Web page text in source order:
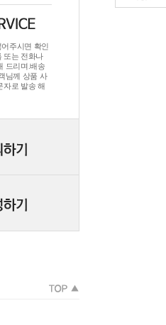
주시면 확인
또는 전화나
드리며.배송
님께 상품 사
자로 발송 해